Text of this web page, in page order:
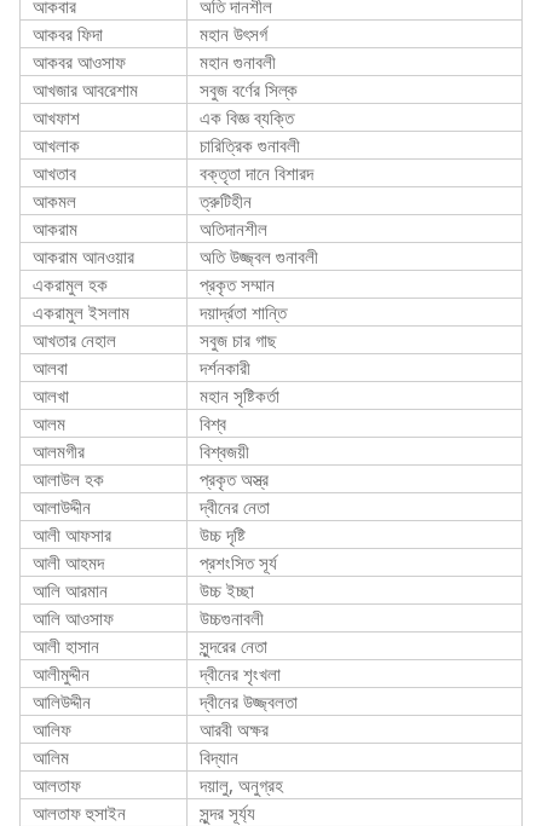
আকবার
অতি দানশীল
আকবর ফিদা
মহান উৎসর্গ
আকবর আওসাফ
মহান গুনাবলী
আখজার আবরেশাম
সবুজ বর্ণের সিল্ক
আখফাশ
এক বিজ্ঞ ব্যক্তি
আখলাক
চারিত্রিক গুনাবলী
আখতাব
বক্তৃতা দানে বিশারদ
আকমল
ত্রুটিহীন
আকরাম
অতিদানশীল
আকরাম আনওয়ার
অতি উজ্জ্বল গুনাবলী
একরামুল হক
প্রকৃত সম্মান
একরামুল ইসলাম
দয়ার্দ্রতা শান্তি
আখতার নেহাল
সবুজ চার গাছ
আলবা
দর্শনকারী
আলখা
মহান সৃষ্টিকর্তা
আলম
বিশ্ব
আলমগীর
বিশ্বজয়ী
আলাউল হক
প্রকৃত অস্ত্র
আলাউদ্দীন
দ্বীনের নেতা
আলী আফসার
উচ্চ দৃষ্টি
আলী আহমদ
প্রশংসিত সূর্য
আলি আরমান
উচ্চ ইচ্ছা
আলি আওসাফ
উচ্চগুনাবলী
আলী হাসান
সুন্দরের নেতা
আলীমুদ্দীন
দ্বীনের শৃংখলা
আলিউদ্দীন
দ্বীনের উজ্জ্বলতা
আলিফ
আরবী অক্ষর
আলিম
বিদ্যান
আলতাফ
দয়ালু, অনুগ্রহ
আলতাফ হুসাইন
সুন্দর সূর্য্য